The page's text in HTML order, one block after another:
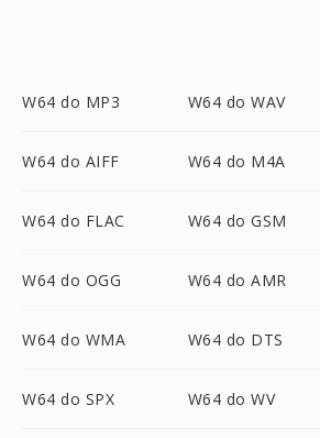
W64 do MP3 W64 do WAV
W64 do AIFF W64 do M4A
W64 do FLAC W64 do GSM
W64 do OGG W64 do AMR
W64 do WMA W64 do DTS
W64 do SPX W64 do WV